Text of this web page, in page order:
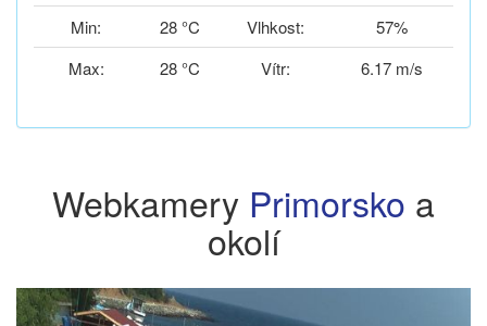
Min:
28 °C Vlhkost:
57%
Max:
28 °C Vítr: 6.17 m/s
Webkamery Primorsko a
okolí